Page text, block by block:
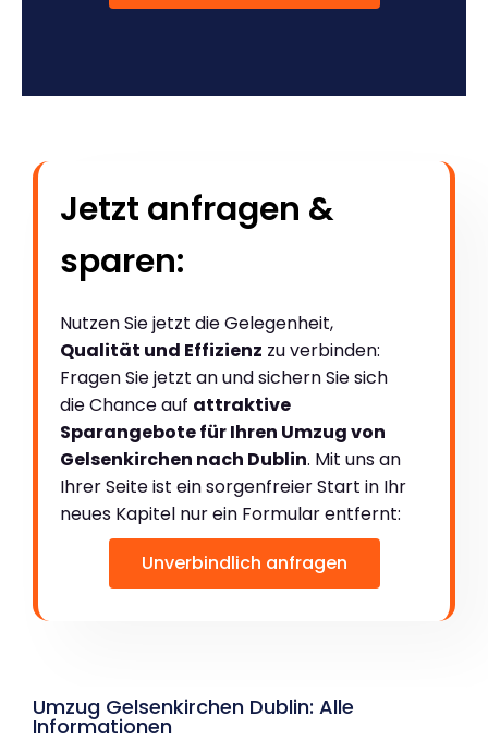
Jetzt anfragen &
sparen:
Nutzen Sie jetzt die Gelegenheit,
Qualität und Effizienz zu verbinden:
Fragen Sie jetzt an und sichern Sie sich
die Chance auf attraktive
Sparangebote für Ihren Umzug von
Gelsenkirchen nach Dublin. Mit uns an
Ihrer Seite ist ein sorgenfreier Start in Ihr
neues Kapitel nur ein Formular entfernt:
Unverbindlich anfragen
Umzug Gelsenkirchen Dublin: Alle
Informationen